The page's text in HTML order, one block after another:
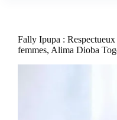
Fally Ipupa :
femmes, Alima Dioba